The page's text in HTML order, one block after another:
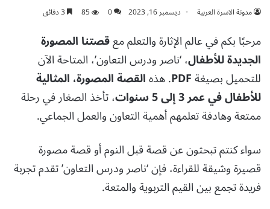
مدونة الاسرة العربية ديسمبر 16, 2023 0
85
مرحبًا بكم في عالم الإثارة والتعلم معقصتنا المصورة
الجديدة للأطفال، ‘ناصر ودرس التعاون’، المتاحة الآن
للتحميل بصيغةPDF. هذهالقصة المصورة، المثالية
للأطفال في عمر 3 إلى 5 سنوات
، تأخذ الصغار في رحلة
ممتعة وهادفة تعلمهم أهمية التعاون والعمل الجماعي.
سواء كنتم تبحثون عن قصة قبل النوم أو قصة مصورة
قصيرة وشيقة للقراءة، فإن ‘ناصر ودرس التعاون’ تقدم تجربة
فريدة تجمع بين القيم التربوية والمتعة.